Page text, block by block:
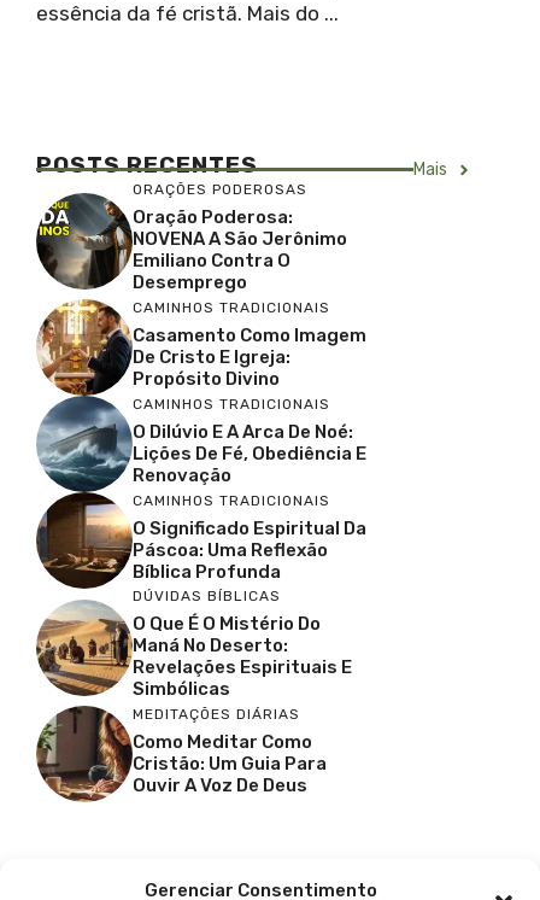
Gerenciar Consentimento
essência da fé cristã. Mais do ...
POSTS RECENTES Mais
ORAÇÕES PODEROSAS
Oração Poderosa:
NOVENA A São Jerônimo
Emiliano Contra O
Desemprego
CAMINHOS TRADICIONAIS
Casamento Como Imagem
De Cristo E Igreja:
Propósito Divino
CAMINHOS TRADICIONAIS
O Dilúvio E A Arca De Noé:
Lições De Fé, Obediência E
Renovação
CAMINHOS TRADICIONAIS
O Significado Espiritual Da
Páscoa: Uma Reflexão
Bíblica Profunda
DÚVIDAS BÍBLICAS
O Que É O Mistério Do
Maná No Deserto:
Revelações Espirituais E
Simbólicas
MEDITAÇÕES DIÁRIAS
Como Meditar Como
Cristão: Um Guia Para
Ouvir A Voz De Deus
Facebook
Youtube
Pinterest